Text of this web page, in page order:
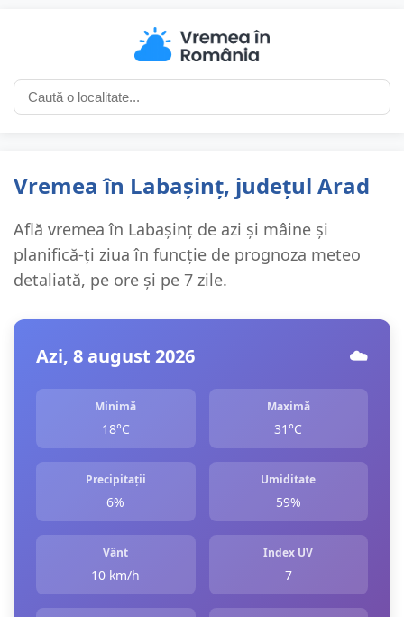
Vremea în Labașinț, județul Arad
Află vremea în Labașinț de azi și mâine și
planifică-ți ziua în funcție de prognoza meteo
detaliată, pe ore și pe 7 zile.
Azi, 8 august 2026 ☁️
Minimă
18°C
Maximă
31°C
Precipitații
6%
Umiditate
59%
Vânt
10 km/h
Index UV
7